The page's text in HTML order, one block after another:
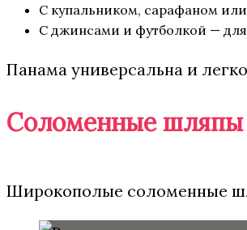
С купальником, сарафаном
С джинсами и футболкой —
Панама универсальна и
Соломенные
Широкополые соломенные